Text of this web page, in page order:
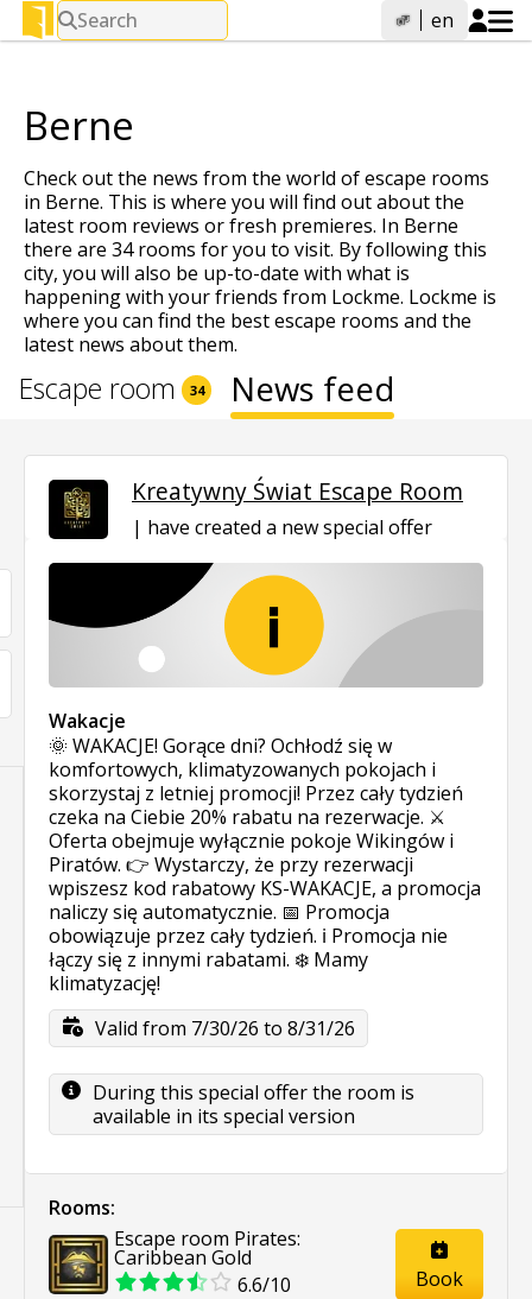
Search en
Berne
Check out the news from the world of escape rooms
in Berne. This is where you will find out about the
latest room reviews or fresh premieres. In Berne
there are 34 rooms for you to visit. By following this
city, you will also be up-to-date with what is
happening with your friends from Lockme. Lockme is
where you can find the best escape rooms and the
latest news about them.
Escape room 34 News feed
Kreatywny Świat Escape Room
have created a new special offer
Wakacje
🌞 WAKACJE! Gorące dni? Ochłodź się w
komfortowych, klimatyzowanych pokojach i
skorzystaj z letniej promocji! Przez cały tydzień
czeka na Ciebie 20% rabatu na rezerwacje. ⚔️
Oferta obejmuje wyłącznie pokoje Wikingów i
Piratów. 👉 Wystarczy, że przy rezerwacji
wpiszesz kod rabatowy KS-WAKACJE, a promocja
naliczy się automatycznie. 📅 Promocja
obowiązuje przez cały tydzień. ℹ️ Promocja nie
łączy się z innymi rabatami. ❄️ Mamy
klimatyzację!
Valid from 7/30/26 to 8/31/26
During this special offer the room is
available in its special version
Rooms:
Escape room Pirates:
Caribbean Gold
6.6/10
Book